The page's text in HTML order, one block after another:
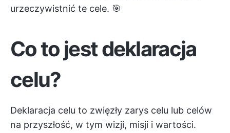
urzeczywistnić te cele. 🎯
Co to jest deklaracja
celu?
Deklaracja celu to zwięzły zarys celu lub celów
na przyszłość, w tym wizji, misji i wartości.